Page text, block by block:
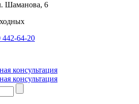
Шаманова, 6
442-64-20
консультация
консультация